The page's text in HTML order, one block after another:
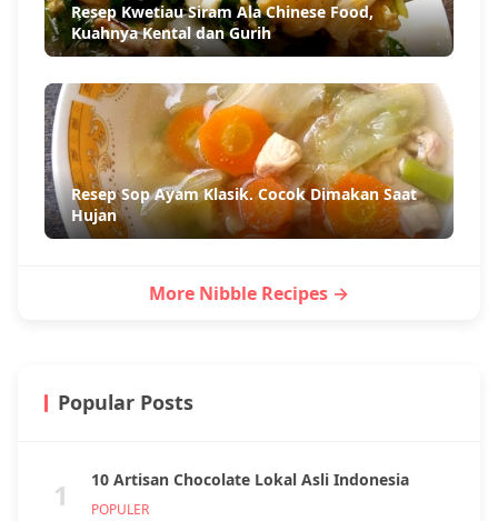
Resep Kwetiau Siram Ala Chinese Food,
Kuahnya Kental dan Gurih
Resep Sop Ayam Klasik. Cocok Dimakan Saat
Hujan
More Nibble Recipes →
Popular Posts
1 10 Artisan Chocolate Lokal Asli Indonesia
POPULER